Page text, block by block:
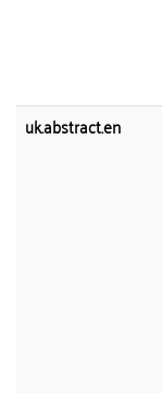
uk.abstract.en